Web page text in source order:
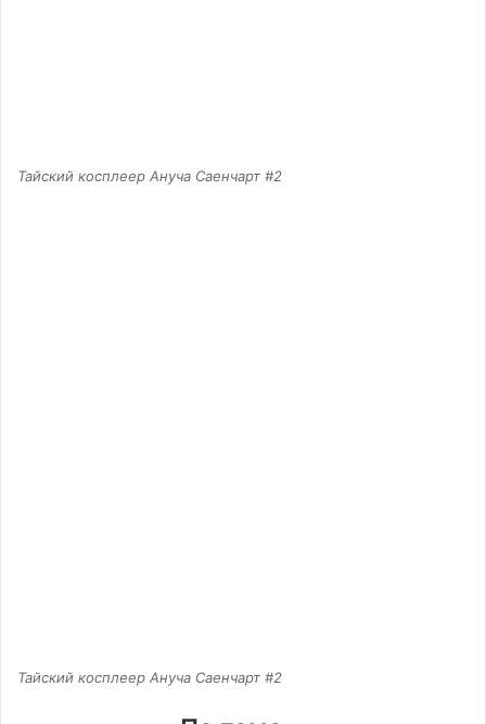
Тайский косплеер Ануча Саенчарт #2
Тайский косплеер Ануча Саенчарт #2